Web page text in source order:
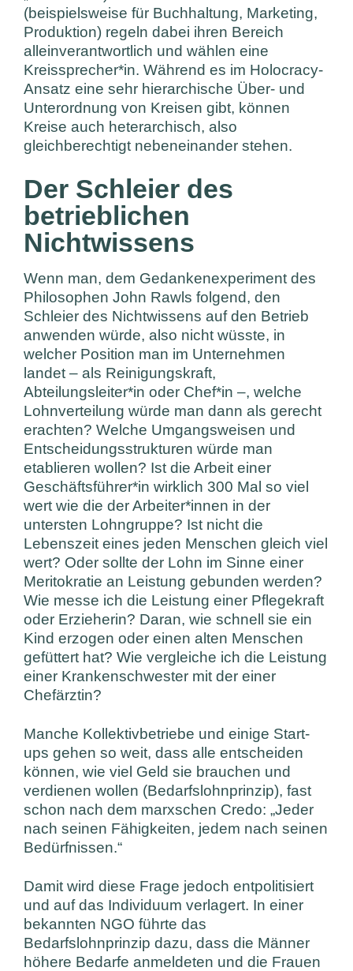
(beispielsweise für Buchhaltung, Marketing,
Produktion) regeln dabei ihren Bereich
alleinverantwortlich und wählen eine
Kreissprecher*in. Während es im Holocracy-
Ansatz eine sehr hierarchische Über- und
Unterordnung von Kreisen gibt, können
Kreise auch heterarchisch, also
gleichberechtigt nebeneinander stehen.
Der Schleier des
betrieblichen
Nichtwissens
Wenn man, dem Gedankenexperiment des
Philosophen John Rawls folgend, den
Schleier des Nichtwissens auf den Betrieb
anwenden würde, also nicht wüsste, in
welcher Position man im Unternehmen
landet – als Reinigungskraft,
Abteilungsleiter*in oder Chef*in –, welche
Lohnverteilung würde man dann als gerecht
erachten? Welche Umgangsweisen und
Entscheidungsstrukturen würde man
etablieren wollen? Ist die Arbeit einer
Geschäftsführer*in wirklich 300 Mal so viel
wert wie die der Arbeiter*innen in der
untersten Lohngruppe? Ist nicht die
Lebenszeit eines jeden Menschen gleich viel
wert? Oder sollte der Lohn im Sinne einer
Meritokratie an Leistung gebunden werden?
Wie messe ich die Leistung einer Pflegekraft
oder Erzieherin? Daran, wie schnell sie ein
Kind erzogen oder einen alten Menschen
gefüttert hat? Wie vergleiche ich die Leistung
einer Krankenschwester mit der einer
Chefärztin?
Manche Kollektivbetriebe und einige Start-
ups gehen so weit, dass alle entscheiden
können, wie viel Geld sie brauchen und
verdienen wollen (Bedarfslohnprinzip), fast
schon nach dem marxschen Credo: „Jeder
nach seinen Fähigkeiten, jedem nach seinen
Bedürfnissen.“
Damit wird diese Frage jedoch entpolitisiert
und auf das Individuum verlagert. In einer
bekannten NGO führte das
Bedarfslohnprinzip dazu, dass die Männer
höhere Bedarfe anmeldeten und die Frauen